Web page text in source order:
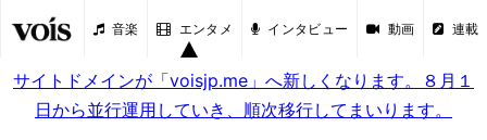
音楽 エンタメ インタビュー 動画 連載
サイトドメインが「voisjp.me」へ新しくなります。８月１
日から並行運用していき、順次移行してまいります。